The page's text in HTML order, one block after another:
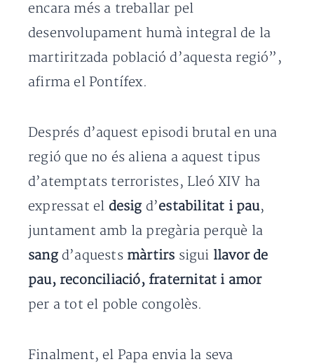
encara més a treballar pel
desenvolupament humà integral de la
martiritzada població d’aquesta regió”,
afirma el Pontífex.
Després d’aquest episodi brutal en una
regió que no és aliena a aquest tipus
d’atemptats terroristes, Lleó XIV ha
expressat el desig d’estabilitat i pau,
juntament amb la pregària perquè la
sang d’aquests màrtirs sigui llavor de
pau, reconciliació, fraternitat i amor
per a tot el poble congolès.
Finalment, el Papa envia la seva